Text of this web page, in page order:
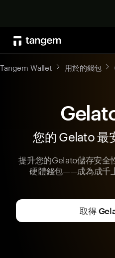
Tangem Wallet 用於的錢包
您的 Gelato 最
提升您的Gelato儲存安全
硬體錢包——成為成千
取得